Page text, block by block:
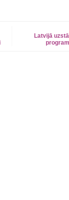
Latvijā